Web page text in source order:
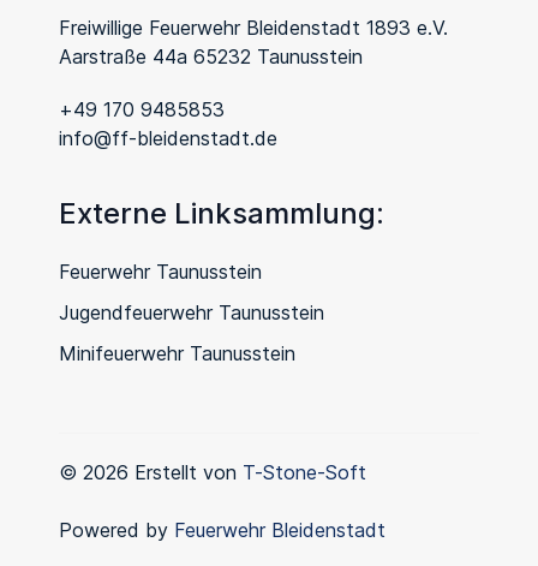
Freiwillige Feuerwehr Bleidenstadt 1893 e.V.
Aarstraße 44a 65232 Taunusstein
+49 170 9485853
info@ff-bleidenstadt.de
Externe Linksammlung:
Feuerwehr Taunusstein
Jugendfeuerwehr Taunusstein
Minifeuerwehr Taunusstein
© 2026 Erstellt von T-Stone-Soft
Powered by Feuerwehr Bleidenstadt